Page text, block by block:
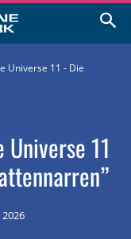
Universe 11 - Die
11